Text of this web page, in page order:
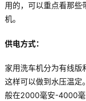
用的，可以重点看那些
机。
供电方式：
家用洗车机分为有线版
这样可以做到水压温定
般在2000毫安-4000毫